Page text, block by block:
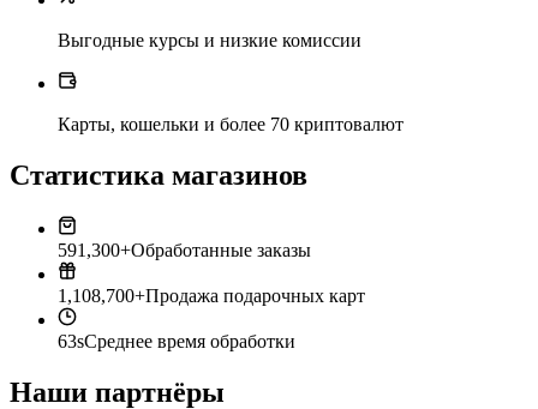
Выгодные курсы и низкие комиссии
Карты, кошельки и более 70 криптовалют
Статистика магазинов
591,300+Обработанные заказы
1,108,700+Продажа подарочных карт
63sСреднее время обработки
Наши партнёры